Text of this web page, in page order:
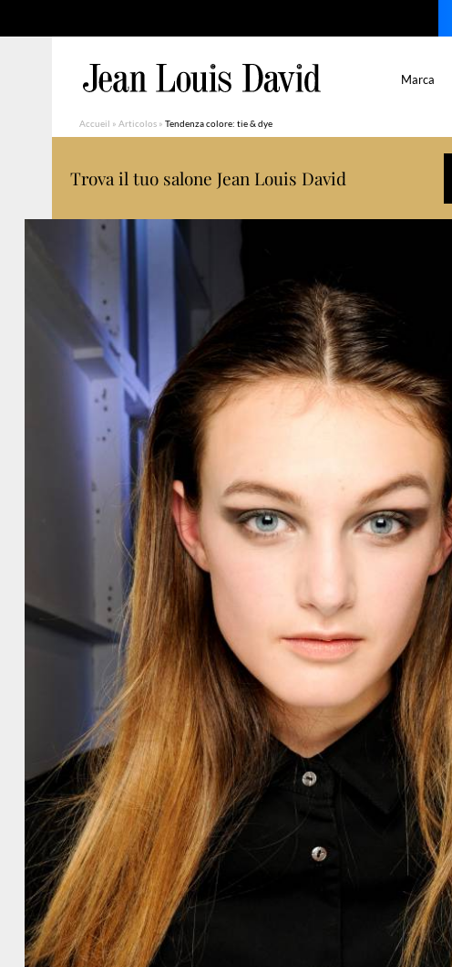
Marca
Accueil » Articolos » Tendenza colore: tie & dye
Trova il tuo salone Jean Louis David